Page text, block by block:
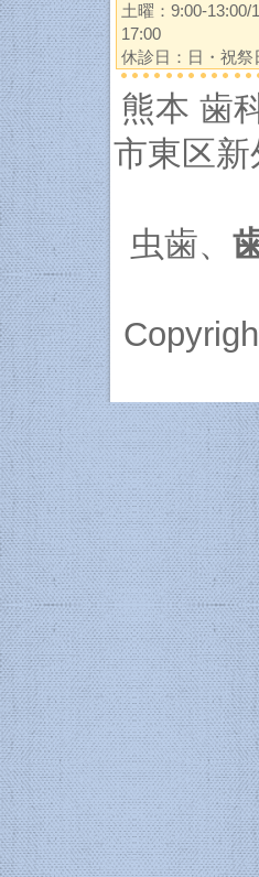
土曜：9:00-13:00/
17:00
休診日：日・祝祭
熊本 歯
市東区
虫歯、